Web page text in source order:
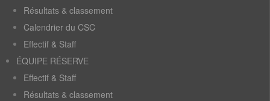
Résultats & classement
Calendrier du CSC
Effectif & Staff
ÉQUIPE RÉSERVE
Effectif & Staff
Résultats & classement